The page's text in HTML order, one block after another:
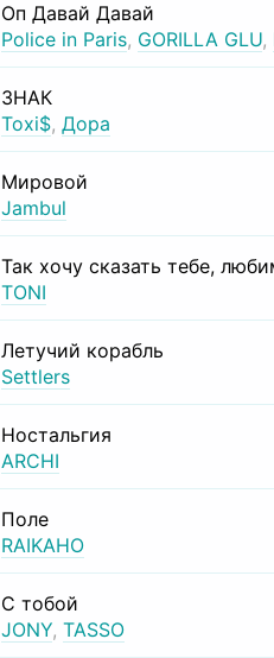
Оп Давай Давай
Police in Paris, GORILLA GLU,
ЗНАК
Toxi$, Дора
Мировой
Jambul
Так хочу сказать тебе,
TONI
Летучий корабль
Settlers
Ностальгия
ARCHI
Поле
RAIKAHO
С тобой
JONY, TASSO